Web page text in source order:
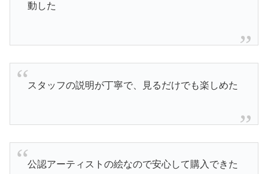
動した
スタッフの説明が丁寧で、見るだけでも楽しめた
公認アーティストの絵なので安心して購入できた